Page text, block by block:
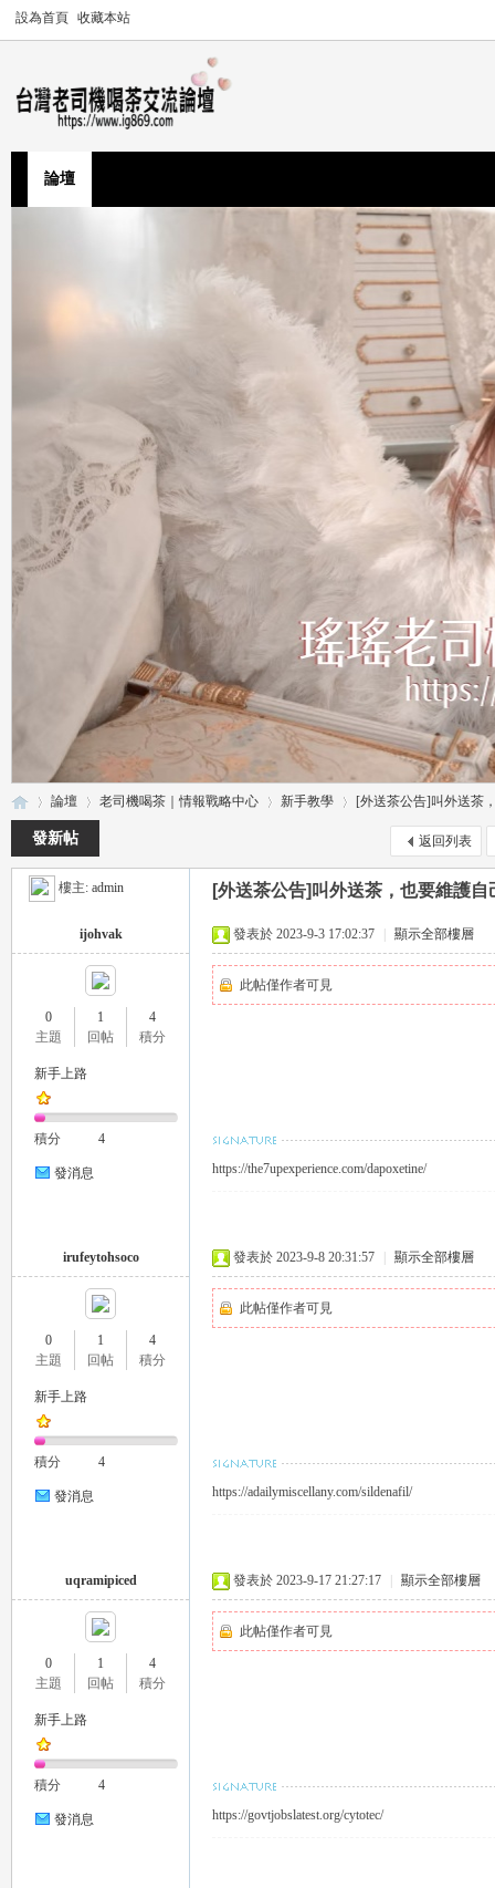
設為首頁 收藏本站
論壇
»
論壇
›
老司機喝茶｜情報戰略中心
›
新手教學
›
[外送茶公告]叫外送茶
返回列表
發新帖
樓主: admin [外送茶公告]叫外送茶，也要維護自
ijohvak
0
主題
1
回帖
4
積分
新手上路
積分 4
發消息
發表於 2023-9-3 17:02:37 顯示全部樓層
此帖僅作者可見
https://the7upexperience.com/dapoxetine/
irufeytohsoco
0
主題
1
回帖
4
積分
新手上路
積分 4
發消息
發表於 2023-9-8 20:31:57 顯示全部樓層
此帖僅作者可見
https://adailymiscellany.com/sildenafil/
uqramipiced
0
主題
1
回帖
4
積分
新手上路
積分 4
發消息
發表於 2023-9-17 21:27:17 顯示全部樓層
此帖僅作者可見
https://govtjobslatest.org/cytotec/